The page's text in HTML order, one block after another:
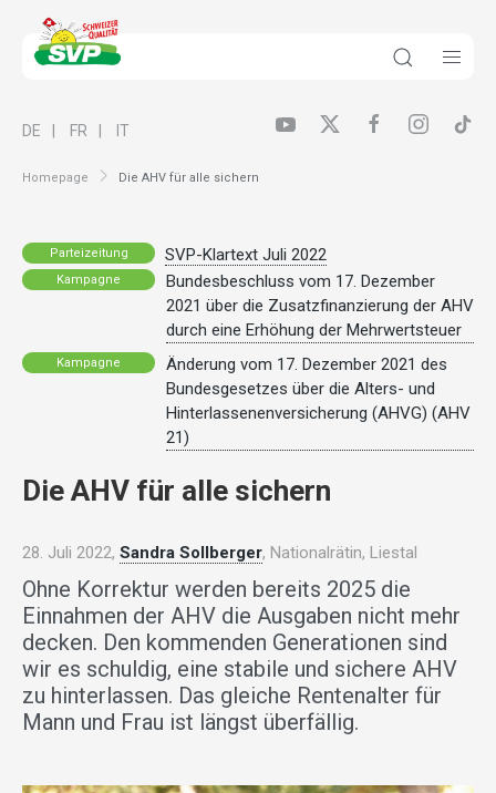
Homepage Die AHV für alle sichern
DE FR IT
Parteizeitung SVP-Klartext Juli 2022
Kampagne
Bundesbeschluss vom 17. Dezember
2021 über die Zusatzfinanzierung der AHV
durch eine Erhöhung der Mehrwertsteuer
Kampagne
Änderung vom 17. Dezember 2021 des
Bundesgesetzes über die Alters- und
Hinterlassenenversicherung (AHVG) (AHV
21)
Die AHV für alle sichern
28. Juli 2022, Sandra Sollberger, Nationalrätin, Liestal
Ohne Korrektur werden bereits 2025 die
Einnahmen der AHV die Ausgaben nicht mehr
decken. Den kommenden Generationen sind
wir es schuldig, eine stabile und sichere AHV
zu hinterlassen. Das gleiche Rentenalter für
Mann und Frau ist längst überfällig.